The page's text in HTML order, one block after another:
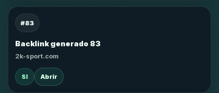
#83
Backlink generado 83
2k-sport.com
SI Abrir